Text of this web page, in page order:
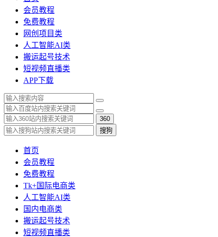
会员教程
免费教程
网创项目类
人工智能AI类
搬运起号技术
短视频直播类
APP下载
360
搜狗
首页
会员教程
免费教程
Tk+国际电商类
人工智能AI类
国内电商类
搬运起号技术
短视频直播类